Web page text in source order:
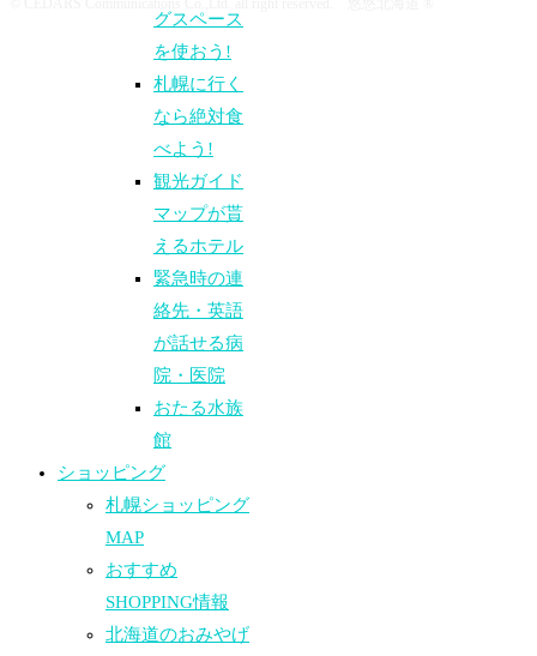
グスペース
を使おう!
札幌に行く
なら絶対食
べよう!
観光ガイド
マップが貰
えるホテル
緊急時の連
絡先・英語
が話せる病
院・医院
おたる水族
館
ショッピング
札幌ショッピング
MAP
おすすめ
SHOPPING情報
北海道のおみやげ